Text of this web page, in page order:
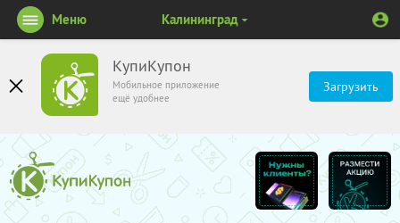
КупиКупон
Мобильное приложение
ещё удобнее
Загрузить
Меню Калининград